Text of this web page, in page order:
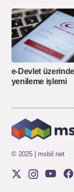
e-Devlet
yenileme işlemi
© 2025 | msbil.net